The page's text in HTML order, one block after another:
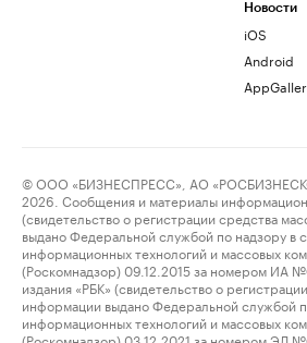
Новости
iOS
Android
© ООО «БИЗНЕСПРЕСС», АО
2026. Сообщения и материалы
(свидетельство о регистрации средства
выдано Федеральной службой по надзору в
информационных технологий и массовых
(Роскомнадзор) 09.12.2015 за номером ИА
издания «РБК» (свидетельство о
информации выдано Федеральной службой
информационных технологий и массовых